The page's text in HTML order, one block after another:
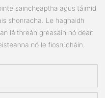
saincheaptha agus táimid
shonracha. Le haghaidh
láithreán gréasáin nó déan
nó le fiosrúcháin.